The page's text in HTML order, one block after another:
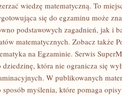
wiedzę matematyczną. To
się do egzaminu może
podstawowych zagadnień, jak i
matematycznych. Zobacz także
na Egzaminie. Serwis
dziedzinę, która nie ogranicza się
W publikowanych
sposób myślenia, które pomaga